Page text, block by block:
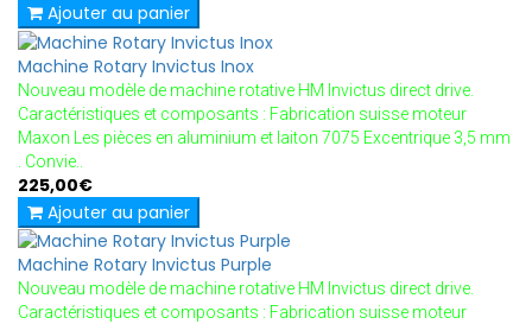
Ajouter au panier
Machine Rotary Invictus Inox
Nouveau modèle de machine rotative HM Invictus direct drive.
Caractéristiques et composants : Fabrication suisse moteur
Maxon Les pièces en aluminium et laiton 7075 Excentrique 3,5 mm
. Convie..
225,00€
Ajouter au panier
Machine Rotary Invictus Purple
Nouveau modèle de machine rotative HM Invictus direct drive.
Caractéristiques et composants : Fabrication suisse moteur